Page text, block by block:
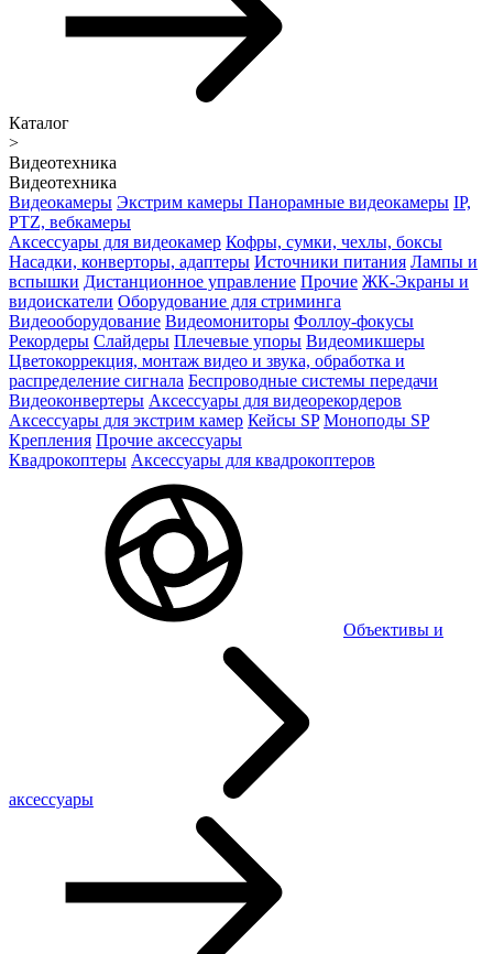
Каталог
>
Видеотехника
Видеотехника
Видеокамеры Экстрим камеры Панорамные видеокамеры IP,
PTZ, вебкамеры
Аксессуары для видеокамер Кофры, сумки, чехлы, боксы
Насадки, конверторы, адаптеры Источники питания Лампы и
вспышки Дистанционное управление Прочие ЖК-Экраны и
видоискатели Оборудование для стриминга
Видеооборудование Видеомониторы Фоллоу-фокусы
Рекордеры Слайдеры Плечевые упоры Видеомикшеры
Цветокоррекция, монтаж видео и звука, обработка и
распределение сигнала Беспроводные системы передачи
Видеоконвертеры Аксессуары для видеорекордеров
Аксессуары для экстрим камер Кейсы SP Моноподы SP
Крепления Прочие аксессуары
Квадрокоптеры Аксессуары для квадрокоптеров
Объективы и
аксессуары